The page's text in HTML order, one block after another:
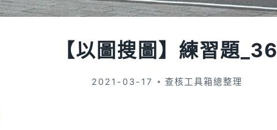
【以圖搜圖】練習題_36
2021-03-17 查核工具箱總整理